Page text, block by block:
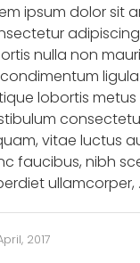
ipsum dolor sit
nulla non
ligula
lobortis metus
vitae luctus
faucibus, nibh
2017